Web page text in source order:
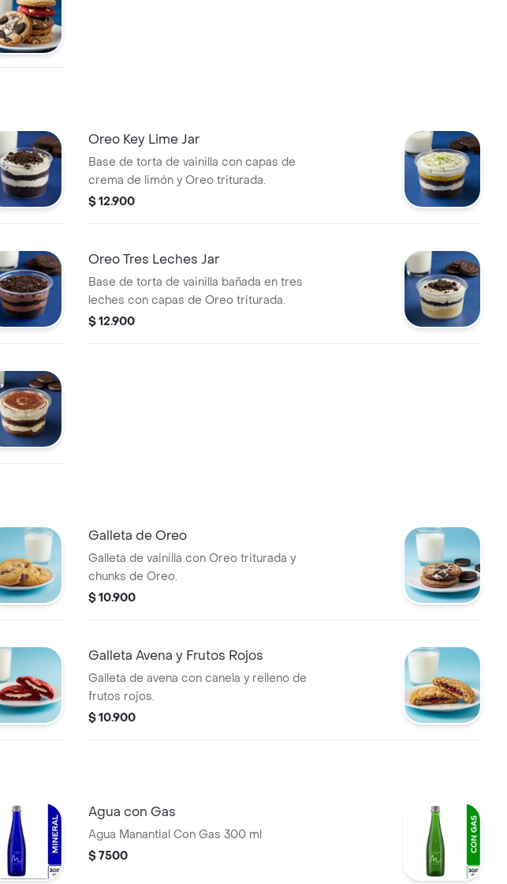
Oreo Key Lime Jar
Base de torta de vainilla con capas de
crema de limón y Oreo triturada.
$ 12.900
Oreo Tres Leches Jar
Base de torta de vainilla bañada en tres
leches con capas de Oreo triturada.
$ 12.900
Galleta de Oreo
Galleta de vainilla con Oreo triturada y
chunks de Oreo.
$ 10.900
Galleta Avena y Frutos Rojos
Galleta de avena con canela y relleno de
frutos rojos.
$ 10.900
Agua con Gas
Agua Manantial Con Gas 300 ml
$ 7500